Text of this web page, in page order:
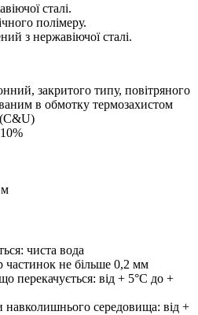
сталі.
полімеру.
з нержавіючої сталі.
закритого типу, повітряного
в обмотку термозахистом
чиста вода
частинок не більше 0,2 мм
перекачується: від + 5°C до +
навколишнього середовища: від +